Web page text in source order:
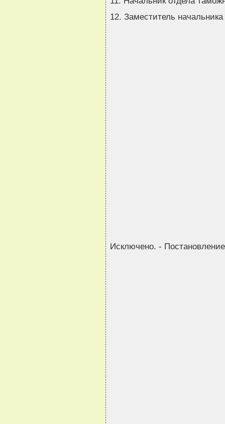
12. Заместитель
Исключено. -